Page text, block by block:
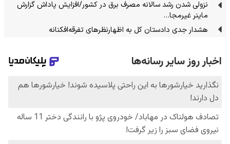
نزولی شدن رشد سالانه مصرف برق در کشور/افزایش پاداش گزارش
ماینر غیرمجا…
هشدار جدی دادستان کل به اظهارنظرهای تفرقه‌افکنانه